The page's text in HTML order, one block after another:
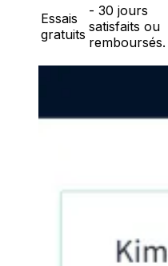
Essais
gratuits
- 30 jours
satisfaits ou
remboursés.